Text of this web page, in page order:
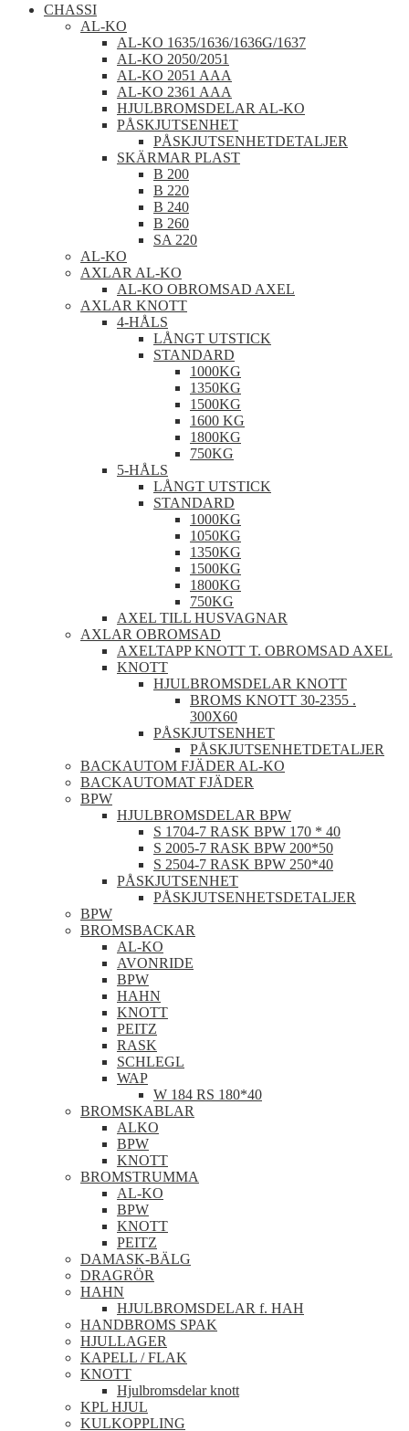
CHASSI
AL-KO
AL-KO 1635/1636/1636G/1637
AL-KO 2050/2051
AL-KO 2051 AAA
AL-KO 2361 AAA
HJULBROMSDELAR AL-KO
PÅSKJUTSENHET
PÅSKJUTSENHETDETALJER
SKÄRMAR PLAST
B 200
B 220
B 240
B 260
SA 220
AL-KO
AXLAR AL-KO
AL-KO OBROMSAD AXEL
AXLAR KNOTT
4-HÅLS
LÅNGT UTSTICK
STANDARD
1000KG
1350KG
1500KG
1600 KG
1800KG
750KG
5-HÅLS
LÅNGT UTSTICK
STANDARD
1000KG
1050KG
1350KG
1500KG
1800KG
750KG
AXEL TILL HUSVAGNAR
AXLAR OBROMSAD
AXELTAPP KNOTT T. OBROMSAD AXEL
KNOTT
HJULBROMSDELAR KNOTT
BROMS KNOTT 30-2355 .
300X60
PÅSKJUTSENHET
PÅSKJUTSENHETDETALJER
BACKAUTOM FJÄDER AL-KO
BACKAUTOMAT FJÄDER
BPW
HJULBROMSDELAR BPW
S 1704-7 RASK BPW 170 * 40
S 2005-7 RASK BPW 200*50
S 2504-7 RASK BPW 250*40
PÅSKJUTSENHET
PÅSKJUTSENHETSDETALJER
BPW
BROMSBACKAR
AL-KO
AVONRIDE
BPW
HAHN
KNOTT
PEITZ
RASK
SCHLEGL
WAP
W 184 RS 180*40
BROMSKABLAR
ALKO
BPW
KNOTT
BROMSTRUMMA
AL-KO
BPW
KNOTT
PEITZ
DAMASK-BÄLG
DRAGRÖR
HAHN
HJULBROMSDELAR f. HAH
HANDBROMS SPAK
HJULLAGER
KAPELL / FLAK
KNOTT
Hjulbromsdelar knott
KPL HJUL
KULKOPPLING